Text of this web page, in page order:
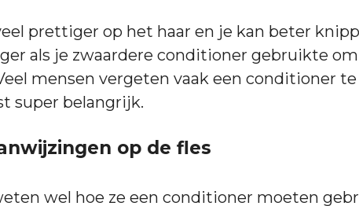
prettiger op het haar en je kan beter
als je zwaardere conditioner gebruikte
mensen vergeten vaak een conditioner
super belangrijk.
op de fles
wel hoe ze een conditioner moeten